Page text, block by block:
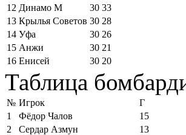
12 Динамо М 30 33
13 Крылья Советов 30 28
14 Уфа 30 26
15 Анжи 30 21
16 Енисей 30 20
Таблица
№ Игрок
Г
1
Фёдор Чалов
15
2
Сердар Азмун
13